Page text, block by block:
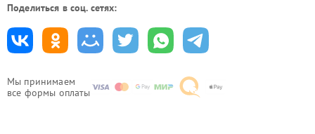
Мы принимаем
все формы оплаты
Поделиться в соц. сетях: